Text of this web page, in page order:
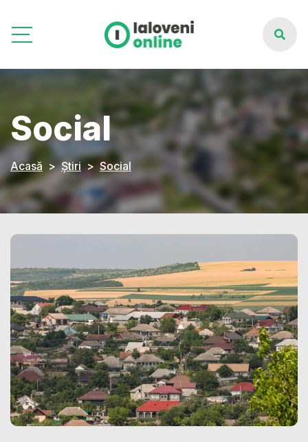
Social
Acasă Știri Social